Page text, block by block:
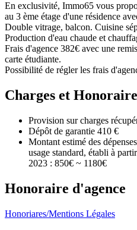
En exclusivité, Immo65 vous
au 3 ème étage d'une résidence
Double vitrage, balcon. Cuisine
Production d'eau chaude et
Frais d'agence 382€ avec une
carte étudiante.
Possibilité de régler les frais
Charges et
Provision sur charges
Dépôt de garantie 410 €
Montant estimé des
usage standard, établi à
2023 : 850€ ~ 1180€
Honoraire d'agence
Honoriares/Mentions Légales